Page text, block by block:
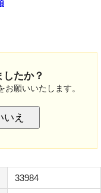
たか？
願いいたします。
いえ
33984